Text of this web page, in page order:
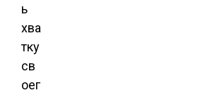
ь
хва
тку
св
оег